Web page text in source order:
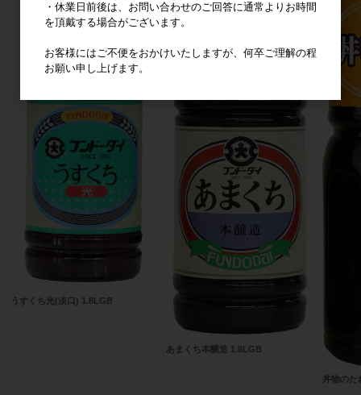
うすくち光(淡口) 1.8LGB
あまくち本醸造 1.8LGB
丼物のた
・休業日前後は、お問い合わせのご回答に通常よりお時間
を頂戴する場合がございます。
お客様にはご不便をおかけいたしますが、何卒ご理解の程
お願い申し上げます。